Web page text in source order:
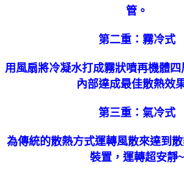
管。
第二重：霧冷式
用風扇將冷凝水打成霧狀噴再機體
內部達成最佳散熱效
第三重：氣冷式
為傳統的散熱方式運轉風散來達到
裝置，運轉超安靜~